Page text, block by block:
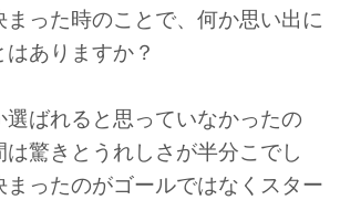
った時のことで、何か思い出に
ありますか？
選ばれると思っていなかったの
驚きとうれしさが半分こでし
ったのがゴールではなくスター